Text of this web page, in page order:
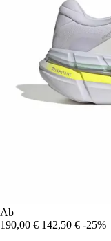
Ab
190,00 € 142,50 € -25%